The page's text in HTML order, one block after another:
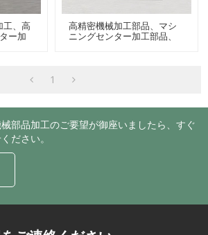
工、高
ー加
高精密機械加工部品、マシ
ニングセンター加工部品、
1
部品加工のご要望が御座いましたら、すぐ
ださい。